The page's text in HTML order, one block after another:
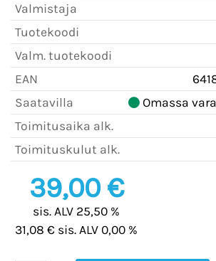
Valmistaja
Tuotekoodi
Valm. tuotekoodi
EAN
Saatavilla
Omassa
Toimitusaika alk.
Toimituskulut alk.
39,00 €
sis. ALV 25,50 %
31,08 € sis. ALV 0,00 %